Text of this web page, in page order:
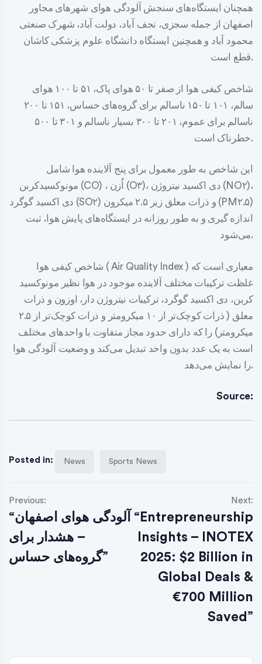
همچنان ایستگاه‌های سنجش آلودگی هوای شهرهای مجاور
اصفهان از جمله سجزی، نجف آباد، دولت آباد، شهرک صنعتی
محمود آباد و همچنین ایستگاه دانشگاه علوم پزشکی کاشان
قطع است.
شاخص کیفی هوا از صفر تا ۵۰ هوای پاک، ۵۱ تا ۱۰۰ هوای
سالم، ۱۰۱ تا ۱۵۰ ناسالم برای گروه‌های حساس، ۱۵۱ تا ۲۰۰
ناسالم برای عموم، ۲۰۱ تا ۳۰۰ بسیار ناسالم و ۳۰۱ تا ۵۰۰
خطرناک است.
این شاخص به طور معمول برای پنج آلاینده هوا شامل
مونوکسیدکربن (CO) ، اُزن (O۳)، دی اکسید نیتروژن (NO۲)،
دی اکسید گوگرد (SO۲) و ذرات معلق زیر ۲.۵ میکرون (PM۲.۵)
اندازه گیری و به طور روزانه در ایستگاه‌های پایش هوا، ثبت
می‌شود.
شاخص کیفی هوا ( Air Quality Index ) معیاری است که
غلظت ترکیبات مختلف آلاینده موجود در هوا نظیر مونوکسید
کربن، دی اکسید گوگرد، ترکیبات نیتروژن دار، اوزون و ذرات
معلق ( ذرات کوچک‌تر از ۱۰ میکرومتر و ذرات کوچک‌تر از ۲.۵
میکرومتر) را که دارای حدود مجاز متفاوت با واحدهای مختلف
است به یک عدد بدون واحد تبدیل می‌کند و وضعیت آلودگی هوا
را نمایش می‌دهد.
Source:
Posted in: News Sports News
Previous:
“آلودگی هوای اصفهان
– هشدار برای
گروه‌های حساس”
Next:
“Entrepreneurship
Insights – INOTEX
2025: $2 Billion in
Global Deals &
€700 Million
Saved”